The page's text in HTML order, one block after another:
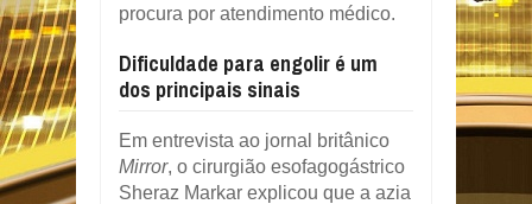
procura por atendimento médico.
Dificuldade para engolir é um
dos principais sinais
Em entrevista ao jornal britânico
Mirror, o cirurgião esofagogástrico
Sheraz Markar explicou que a azia